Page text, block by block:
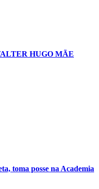
HUGO MÃE
toma posse na Academia